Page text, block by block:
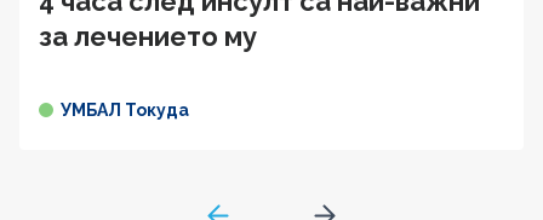
за лечението му
УМБАЛ Токуда